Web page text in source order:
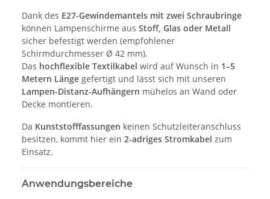
Dank des E27-Gewindemantels mit zwei Schraubringe
können Lampenschirme aus Stoff, Glas oder Metall
sicher befestigt werden (empfohlener
Schirmdurchmesser Ø 42 mm).
Das hochflexible Textilkabel wird auf Wunsch in 1–5
Metern Länge gefertigt und lässt sich mit unseren
Lampen-Distanz-Aufhängern mühelos an Wand oder
Decke montieren.
Da Kunststofffassungen keinen Schutzleiteranschluss
besitzen, kommt hier ein 2-adriges Stromkabel zum
Einsatz.
Anwendungsbereiche